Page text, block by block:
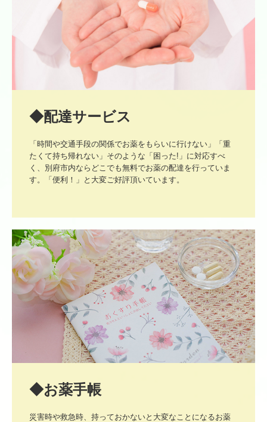
◆配達サービス
「時間や交通手段の関係でお薬をもらいに行けない」「重
たくて持ち帰れない」そのような「困った!」に対応すべ
く、別府市内ならどこでも無料でお薬の配達を行っていま
す。「便利！」と大変ご好評頂いています。
◆お薬手帳
災害時や救急時、持っておかないと大変なことになるお薬